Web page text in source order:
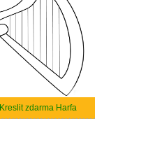
Kreslit zdarma Harfa